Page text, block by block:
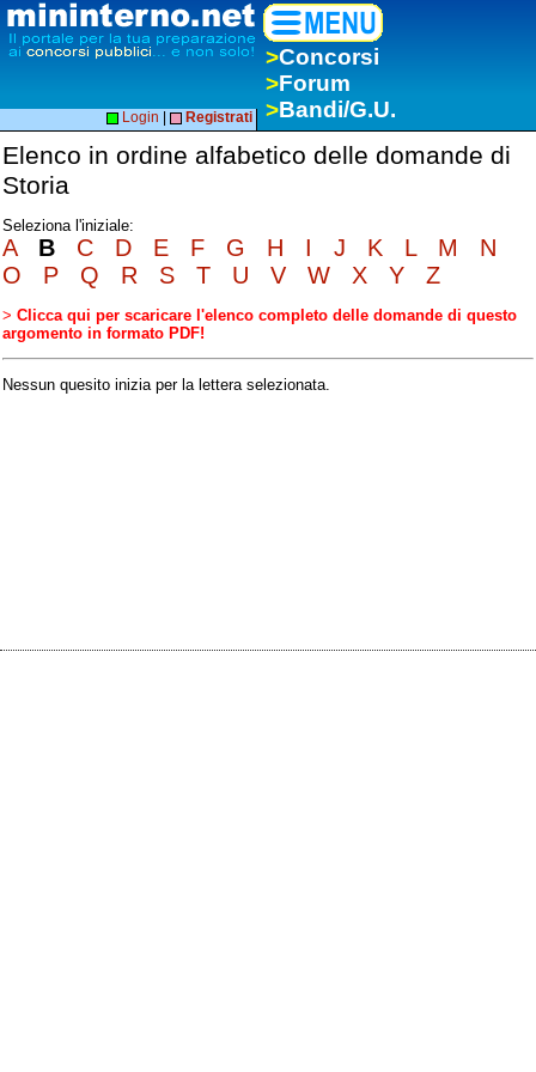
>Concorsi
>Forum
>Bandi/G.U.
Login Registrati
Elenco in ordine alfabetico delle domande di
Storia
Seleziona l'iniziale:
A B C D E F G H I J K L M
N
O
P Q R S T U V W X Y Z
> Clicca qui per scaricare l'elenco completo delle domande di questo
argomento in formato PDF!
Nessun quesito inizia per la lettera selezionata.